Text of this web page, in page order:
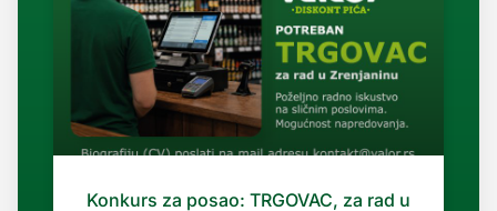
Konkurs za posao: TRGOVAC, za rad u